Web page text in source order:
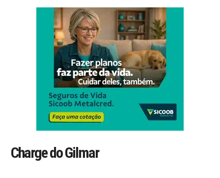
Charge do Gilmar